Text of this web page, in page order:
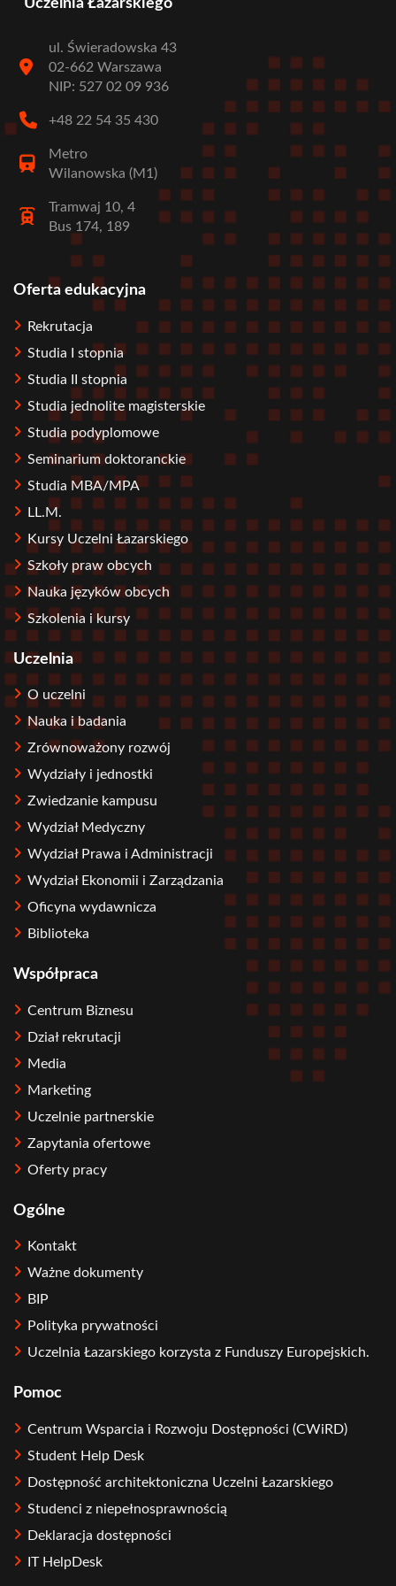
ul. Świeradowska 43
02-662 Warszawa
NIP: 527 02 09 936
+48 22 54 35 430
Metro
Wilanowska (M1)
Tramwaj 10, 4
Bus 174, 189
Stopka
Oferta edukacyjna
Rekrutacja
Studia I stopnia
Studia II stopnia
Studia jednolite magisterskie
Studia podyplomowe
Seminarium doktoranckie
Studia MBA/MPA
LL.M.
Kursy Uczelni Łazarskiego
Szkoły praw obcych
Nauka języków obcych
Szkolenia i kursy
Uczelnia
O uczelni
Nauka i badania
Zrównoważony rozwój
Wydziały i jednostki
Zwiedzanie kampusu
Wydział Medyczny
Wydział Prawa i Administracji
Wydział Ekonomii i Zarządzania
Oficyna wydawnicza
Biblioteka
Współpraca
Centrum Biznesu
Dział rekrutacji
Media
Marketing
Uczelnie partnerskie
Zapytania ofertowe
Oferty pracy
Ogólne
Kontakt
Ważne dokumenty
BIP
Polityka prywatności
Uczelnia Łazarskiego korzysta z Funduszy Europejskich.
Pomoc
Centrum Wsparcia i Rozwoju Dostępności (CWiRD)
Student Help Desk
Dostępność architektoniczna Uczelni Łazarskiego
Studenci z niepełnosprawnością
Deklaracja dostępności
IT HelpDesk